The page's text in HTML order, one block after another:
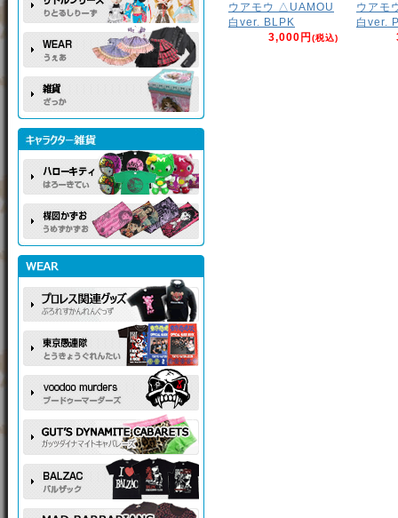
ウアモウ △UAMOU
白ver. BLPK
3,000円(税込)
ウアモ
白ver.